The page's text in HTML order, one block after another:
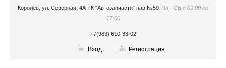
Королёв, ул. Северная, 4А ТК "Автозапчасти" пав.№59 Пн - СБ с 09:00 до
17:00
+7(963) 610-33-02
Вход Регистрация